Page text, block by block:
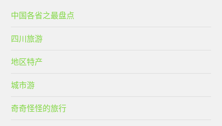
中国各省之最盘点
四川旅游
地区特产
城市游
奇奇怪怪的旅行